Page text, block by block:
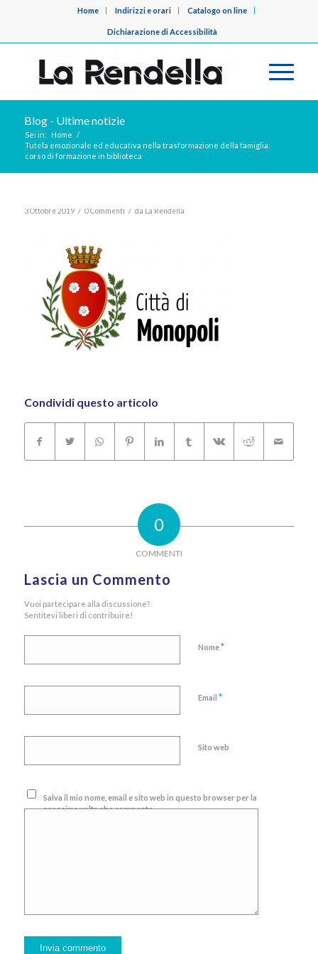
Home Indirizzi e orari Catalogo on line
Dichiarazione di Accessibilità
Blog - Ultime notizie
Sei in: Home /
Tutela emozionale ed educativa nella trasformazione della famiglia:
corso di formazione in biblioteca
3 Ottobre 2019 / 0 Commenti / da La Rendella
Condividi questo articolo
0
COMMENTI
Lascia un Commento
Vuoi partecipare alla discussione?
Sentitevi liberi di contribuire!
Nome*
Email *
Sito web
Salva il mio nome, email e sito web in questo browser per la
prossima volta che commento.